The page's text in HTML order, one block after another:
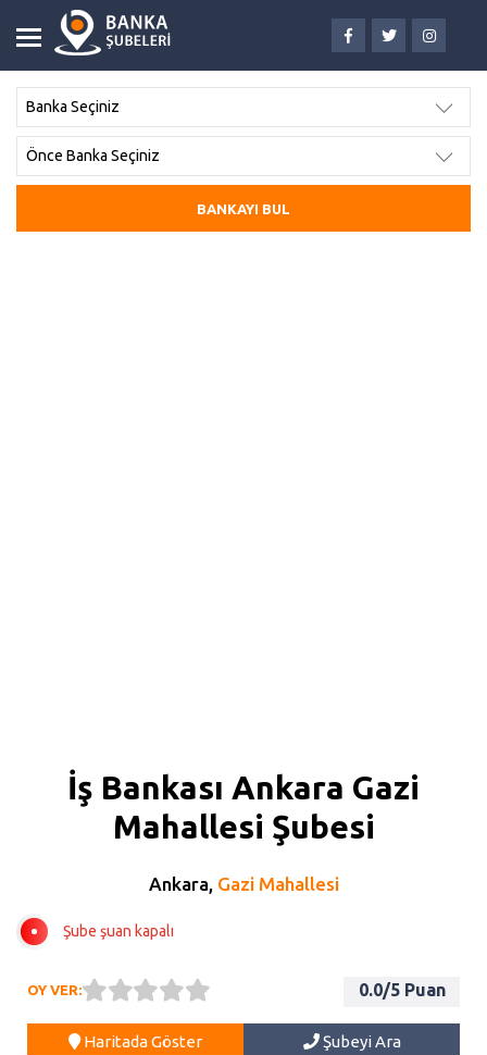
İş Bankası Ankara Gazi
Mahallesi Şubesi
Ankara, Gazi Mahallesi
Şube şuan kapalı
OY VER: 0.0/5 Puan
Haritada Göster Şubeyi Ara